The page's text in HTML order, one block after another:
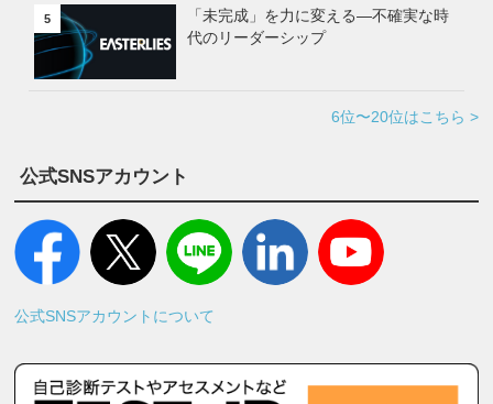
5
「未完成」を力に変える—不確実な時
代のリーダーシップ
6位〜20位はこちら >
公式SNSアカウント
公式SNSアカウントについて